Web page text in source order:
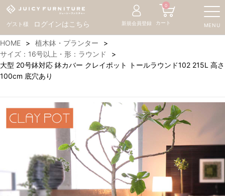
ゲスト様 ログインはこちら MENU
新規会員登録 カート
0
HOME
植木鉢・プランター
サイズ：16号以上・形：ラウンド
大型 20号鉢対応 鉢カバー クレイポット トールラウンド102 215L 高さ
100cm 底穴あり